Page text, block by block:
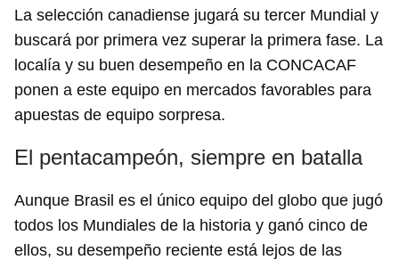
La selección canadiense jugará su tercer Mundial y
buscará por primera vez superar la primera fase. La
localía y su buen desempeño en la CONCACAF
ponen a este equipo en mercados favorables para
apuestas de equipo sorpresa.
El pentacampeón, siempre en batalla
Aunque Brasil es el único equipo del globo que jugó
todos los Mundiales de la historia y ganó cinco de
ellos, su desempeño reciente está lejos de las